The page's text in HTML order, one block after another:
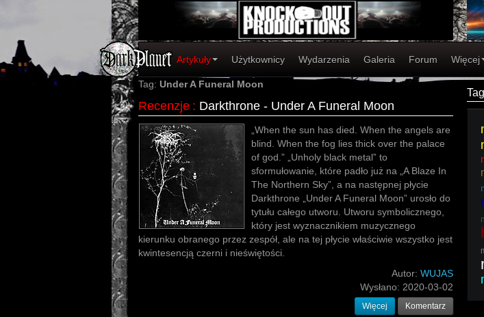
Artykuły Użytkownicy Wydarzenia Galeria Forum Więcej
Tag: Under A Funeral Moon
Recenzje : Darkthrone - Under A Funeral Moon
„When the sun has died. When the angels are
blind. When the fog lies thick over the palace
of god.” „Unholy black metal” to
sformułowanie, które padło już na „A Blaze In
The Northern Sky”, a na następnej płycie
Darkthrone „Under A Funeral Moon” urosło do
tytułu całego utworu. Utworu symbolicznego,
który jest wyznacznikiem muzycznego
kierunku obranego przez zespół, ale na tej płycie właściwie wszystko jest
kwintesencją czerni i nieświętości.
Autor: WUJAS
Wysłano: 2020-03-02
Więcej Komentarz